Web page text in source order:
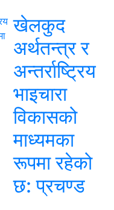
खेलकुद
अर्थतन्त्र र
अन्तर्राष्ट्रिय
भाइचारा
विकासको
माध्यमका
रूपमा रहेको
छ: प्रचण्ड